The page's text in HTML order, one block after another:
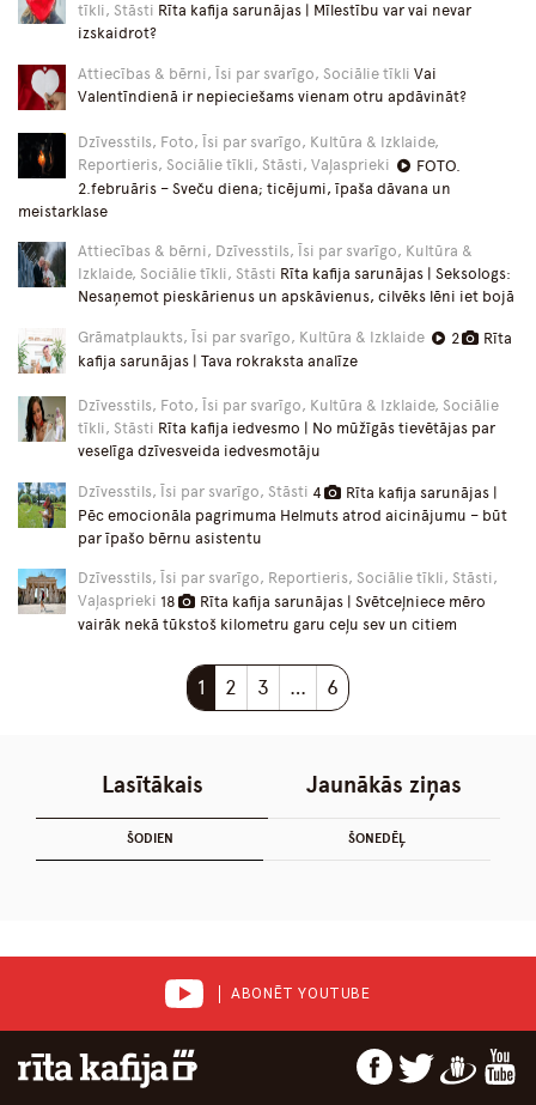
tīkli, Stāsti Rīta kafija sarunājas | Mīlestību var vai nevar
izskaidrot?
Attiecības & bērni, Īsi par svarīgo, Sociālie tīkli Vai
Valentīndienā ir nepieciešams vienam otru apdāvināt?
Dzīvesstils, Foto, Īsi par svarīgo, Kultūra & Izklaide,
Reportieris, Sociālie tīkli, Stāsti, Vaļasprieki
FOTO.
2.februāris – Sveču diena; ticējumi, īpaša dāvana un
meistarklase
Attiecības & bērni, Dzīvesstils, Īsi par svarīgo, Kultūra &
Izklaide, Sociālie tīkli, Stāsti Rīta kafija sarunājas | Seksologs:
Nesaņemot pieskārienus un apskāvienus, cilvēks lēni iet bojā
Grāmatplaukts, Īsi par svarīgo, Kultūra & Izklaide 2
Rīta
kafija sarunājas | Tava rokraksta analīze
Dzīvesstils, Foto, Īsi par svarīgo, Kultūra & Izklaide, Sociālie
tīkli, Stāsti Rīta kafija iedvesmo | No mūžīgās tievētājas par
veselīga dzīvesveida iedvesmotāju
Dzīvesstils, Īsi par svarīgo, Stāsti 4
Rīta kafija sarunājas |
Pēc emocionāla pagrimuma Helmuts atrod aicinājumu – būt
par īpašo bērnu asistentu
Dzīvesstils, Īsi par svarīgo, Reportieris, Sociālie tīkli, Stāsti,
Vaļasprieki 18
Rīta kafija sarunājas | Svētceļniece mēro
vairāk nekā tūkstoš kilometru garu ceļu sev un citiem
1 2 3 … 6
Lasītākais
ŠODIEN ŠONEDĒĻ
Jaunākās ziņas
ABONĒT YOUTUBE